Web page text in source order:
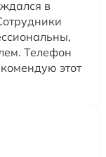
в
Телефон
этот